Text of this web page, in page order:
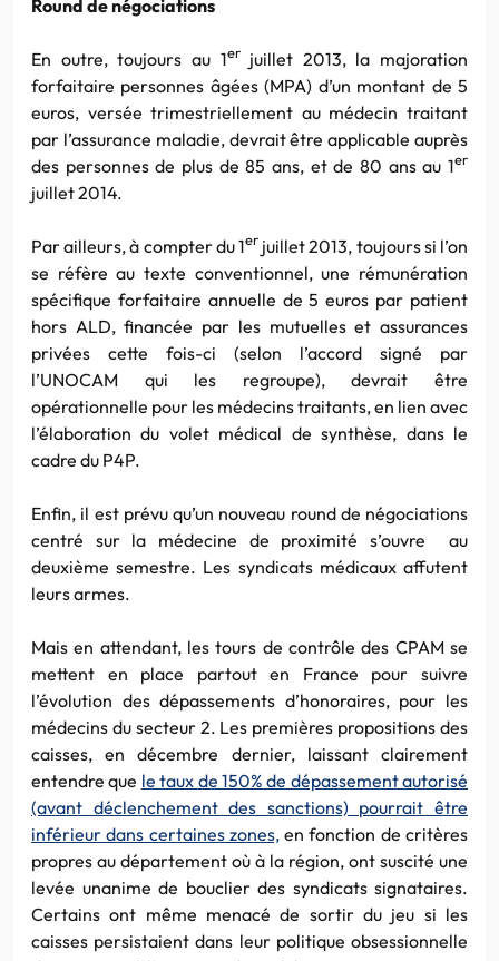
Round de négociations
En outre, toujours au 1erjuillet 2013, la majoration
forfaitaire personnes âgées (MPA) d’un montant de 5
euros, versée trimestriellement au médecin traitant
par l’assurance maladie, devrait être applicable auprès
des personnes de plus de 85 ans, et de 80 ans au 1er
juillet 2014.
Par ailleurs, à compter du 1er juillet 2013, toujours si l’on
se réfère au texte conventionnel, une rémunération
spécifique forfaitaire annuelle de 5 euros par patient
hors ALD, financée par les mutuelles et assurances
privées cette fois-ci (selon l’accord signé par
l’UNOCAM qui les regroupe), devrait être
opérationnelle pour les médecins traitants, en lien avec
l’élaboration du volet médical de synthèse, dans le
cadre du P4P.
Enfin, il est prévu qu’un nouveau round de négociations
centré sur la médecine de proximité s’ouvre au
deuxième semestre. Les syndicats médicaux affutent
leurs armes.
Mais en attendant, les tours de contrôle des CPAM se
mettent en place partout en France pour suivre
l’évolution des dépassements d’honoraires, pour les
médecins du secteur 2. Les premières propositions des
caisses, en décembre dernier, laissant clairement
entendre que le taux de 150% de dépassement autorisé
(avant déclenchement des sanctions) pourrait être
inférieur dans certaines zones,en fonction de critères
propres au département où à la région, ont suscité une
levée unanime de bouclier des syndicats signataires.
Certains ont même menacé de sortir du jeu si les
caisses persistaient dans leur politique obsessionnelle